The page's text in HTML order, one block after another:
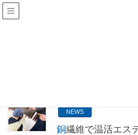
NEWS
銅繊維で温活エステ！お店で始めま